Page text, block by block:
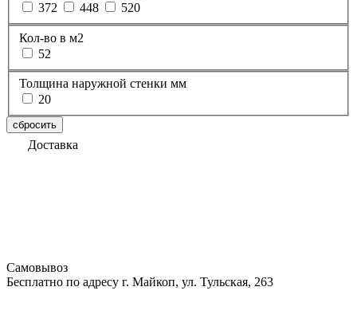
372
448 520
Кол-во в м2
52
Толщина наружной стенки мм
20
сбросить
Доставка
Самовывоз
Бесплатно по адресу г. Майкоп, ул. Тульская, 263